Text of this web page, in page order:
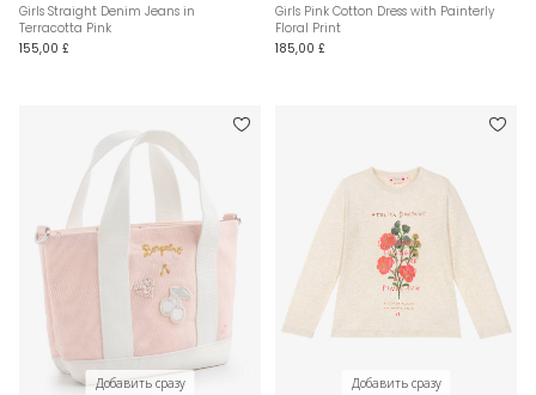
Girls Straight Denim Jeans in
Terracotta Pink
155,00 £
Girls Pink Cotton Dress with Painterly
Floral Print
185,00 £
Добавить сразу Добавить сразу